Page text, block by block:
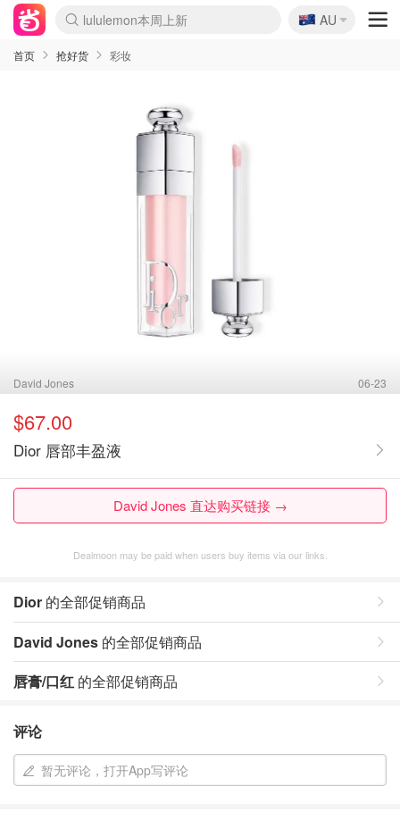
lululemon本周上新
Sasa美妆护肤3.5折
SSENSE年中3折
FreshBeauty好价汇总
Cettire降价+叠9折
Farfetch折上8折
WWS Coles超市实拍
viagogo二手票捡漏
Myer清仓1折起
The Outnet奢牌1折起
David Jones 3折起
Flannels大牌1折
Perfumes Club护肤1折
AMIRO返校季6.2折
Oweek抽奖送Airpods
Amazon折扣汇总
eToro入金$200送$50
Amazon数码好物
ICONIC本周7.5折
ThedoubleF高奢地板价
Moose Knuckles 6折
丝芙兰5折起
EUFY官网3.7折起
Selenichast首饰2折
Trip机票酒店促销
YSL送5件彩妆礼
Amazon家居好物
BIGBANG巡演开票
David Jones时尚3折
Amazon美妆护肤
雅漾大喷$8
过敏原检测盒$33
伊索独家赠50ml沐浴露
科颜氏送高保湿面霜
SEALIFE海洋馆门票6折
丝塔芙大白罐$16
订阅Newsletter送香薰
Cult Beauty 6.8折
Harrods圣诞日历2.3折
LN-CC奢牌私促3折
d'Alba空姐喷雾$16
EVE LOM套装逆天2折
Bernardelli独家4折
Adore Beauty 6折起
CT圣诞日历
Mytheresa奢品2.7折
🇦🇺
AU
首页 抢好货 彩妆
David Jones 06-23
$67.00
Dior 唇部丰盈液
David Jones 直达购买链接 →
Dealmoon may be paid when users buy items via our links.
Dior 的全部促销商品
David Jones 的全部促销商品
唇膏/口红 的全部促销商品
评论
暂无评论，打开App写评论